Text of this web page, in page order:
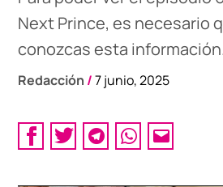
Next Prince, es necesario
conozcas esta
Redacción / 7 junio, 2025